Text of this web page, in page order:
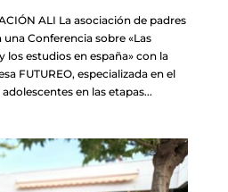
ALI La asociación de padres
Conferencia sobre «Las
los estudios en españa» con la
FUTUREO, especializada en el
en las etapas...